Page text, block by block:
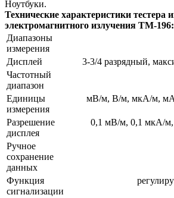
Ноутбуки.
Технические характеристики тестера
электромагнитного излучения TM-196:
Диапазоны
измерения
Дисплей
3-3/4 разрядный,
Частотный
диапазон
Единицы
измерения
мВ/м, В/м, мкА/м,
Разрешение
дисплея
0,1 мВ/м, 0,1 мкА/м,
Ручное
сохранение
данных
Функция
сигнализации